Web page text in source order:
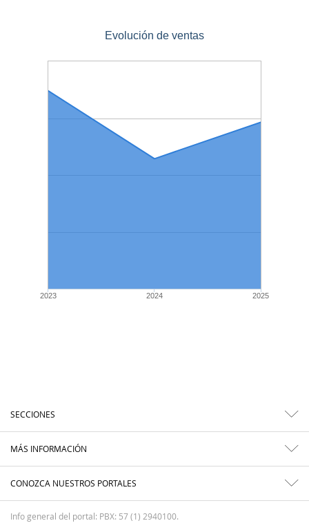
Evolución de ventas
2023 2024 2025
SECCIONES
MÁS INFORMACIÓN
CONOZCA NUESTROS PORTALES
Info general del portal: PBX: 57 (1) 2940100.